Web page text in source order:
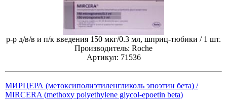
р-р д/в/в и п/к введения 150 мкг/0.3 мл, шприц-тюбики / 1 шт.
Производитель: Roche
Артикул: 71536
МИРЦЕРА (метоксиполиэтиленгликоль эпоэтин бета) /
MIRCERA (methoxy polyethylene glycol-epoetin beta)